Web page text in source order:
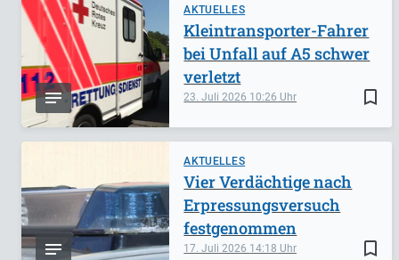
AKTUELLES
bookmark_border
23. Juli 2026 10:26
Kleintransporter-Fahrer
bei Unfall auf A5 schwer
verletzt
AKTUELLES
bookmark_border
17. Juli 2026 14:18
Vier Verdächtige nach
Erpressungsversuch
festgenommen